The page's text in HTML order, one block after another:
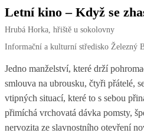
Letní kino – Když se
Hrubá Horka, hřiště u sokolovny
Informační a kulturní středisko Železný
Jedno manželství, které drží
smlouva na ubrousku, čtyři přátelé,
vtipných situací, které to s sebou
přimíchá vrchovatá dávka pomsty,
nervozita ze slavnostního otevření